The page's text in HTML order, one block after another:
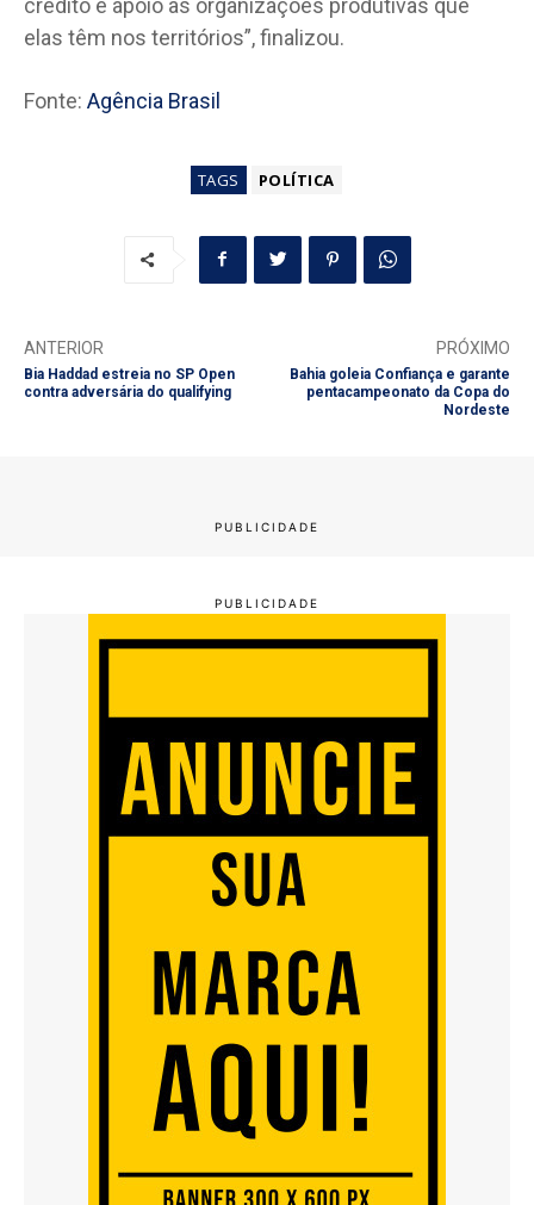
crédito e apoio as organizações produtivas que
elas têm nos territórios”, finalizou.
Fonte: Agência Brasil
TAGS POLÍTICA
ANTERIOR
Bia Haddad estreia no SP Open
contra adversária do qualifying
PRÓXIMO
Bahia goleia Confiança e garante
pentacampeonato da Copa do
Nordeste